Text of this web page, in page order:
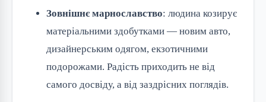
Зовнішнє марнославство: людина козирує
матеріальними здобутками — новим авто,
дизайнерським одягом, екзотичними
подорожами. Радість приходить не від
самого досвіду, а від заздрісних поглядів.